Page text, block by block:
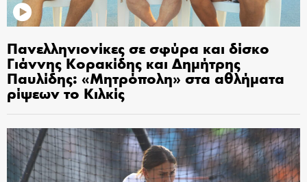
Πανελληνιονίκες σε σφύρα και δίσκο
Γιάννης Κορακίδης και Δημήτρης
Παυλίδης: «Μητρόπολη» στα αθλήματα
ρίψεων το Κιλκίς